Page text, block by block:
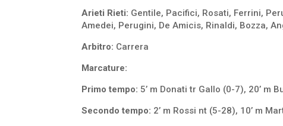
Arieti Rieti: Gentile, Pacifici, Rosati, Ferrini,
Amedei, Perugini, De Amicis, Rinaldi, Bozza,
Arbitro: Carrera
Marcature:
Primo tempo: 5’ m Donati tr Gallo (0-7), 20’ m
Secondo tempo: 2’ m Rossi nt (5-28), 10’ m